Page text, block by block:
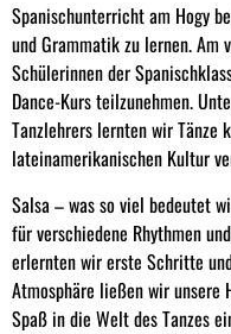
Spanischunterricht am Hogy
und Grammatik zu lernen. Am
Schülerinnen der
Dance-Kurs teilzunehmen.
Tanzlehrers lernten wir Tänze
lateinamerikanischen Kultur
Salsa – was so viel bedeutet
für verschiedene Rhythmen
erlernten wir erste Schritte
Atmosphäre ließen wir
Spaß in die Welt des Tanzes